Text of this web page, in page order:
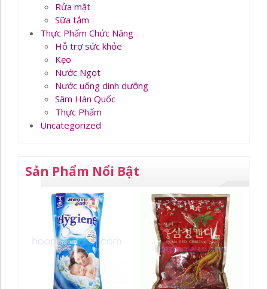
Rửa mặt
Sữa tắm
Thực Phẩm Chức Năng
Hỗ trợ sức khỏe
Kẹo
Nước Ngọt
Nước uống dinh dưỡng
Sâm Hàn Quốc
Thực Phẩm
Uncategorized
Sản Phẩm Nổi Bật